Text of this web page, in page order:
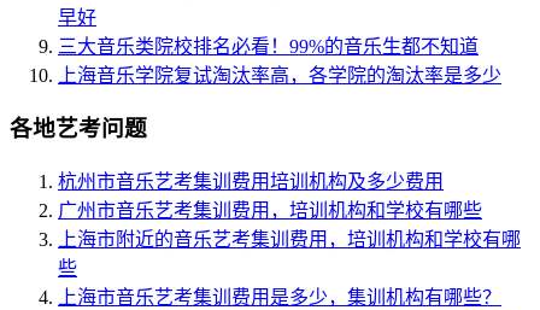
早好
三大音乐类院校排名必看！99%的音乐生都不知道
上海音乐学院复试淘汰率高，各学院的淘汰率是多少
各地艺考问题
杭州市音乐艺考集训费用培训机构及多少费用
广州市音乐艺考集训费用，培训机构和学校有哪些
上海市附近的音乐艺考集训费用，培训机构和学校有哪
些
上海市音乐艺考集训费用是多少，集训机构有哪些？